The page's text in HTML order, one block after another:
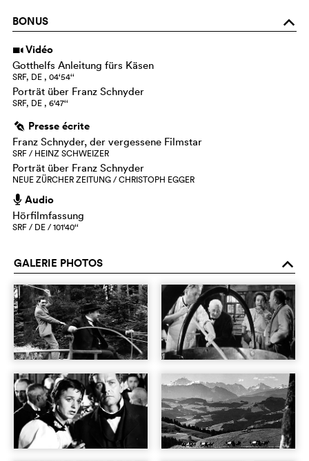
BONUS o
i Vidéo
Gotthelfs Anleitung fürs Käsen
SRF, DE , 04‘54‘‘
Porträt über Franz Schnyder
SRF, DE , 6‘47‘‘
g Presse écrite
Franz Schnyder, der vergessene Filmstar
SRF / HEINZ SCHWEIZER
Porträt über Franz Schnyder
NEUE ZÜRCHER ZEITUNG / CHRISTOPH EGGER
h Audio
Hörfilmfassung
SRF / DE / 101‘40‘‘
GALERIE PHOTOS o